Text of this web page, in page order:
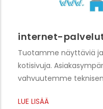
internet-
Tuotamme näyttäviä
kotisivuja.
vahvuutemme
LUE LISÄÄ